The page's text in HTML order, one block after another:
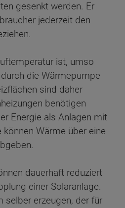
gesenkt werden. Er
jederzeit den
ist, umso
die Wärmepumpe
sind daher
benötigen
Energie als Anlagen mit
können Wärme über eine
dauerhaft reduziert
einer Solaranlage.
selber erzeugen, der für